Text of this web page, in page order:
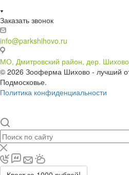
Заказать звонок
info@parkshihovo.ru
МО, Дмитровский район, дер.
© 2026 Зооферма Шихово - лучший
Подмосковье.
Политика конфиденциальности